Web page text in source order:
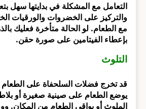
التعامل مع المشكلة في بدايتها سهل
والتركيز على الخضروات والورقيات
مع الطعام. لو الحالة متأخرة فعليك
بإعطاء الفيتامين على صورة حقن.
التلوث
قد تخرج فضلات السلحفاة على الطعام
يوضع الطعام على صينية صغيرة أو
الملوث أو بواقي الطعام من